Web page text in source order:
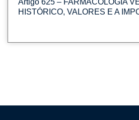
Artigo 625 – FARMACOLOGIA
HISTÓRICO, VALORES E A